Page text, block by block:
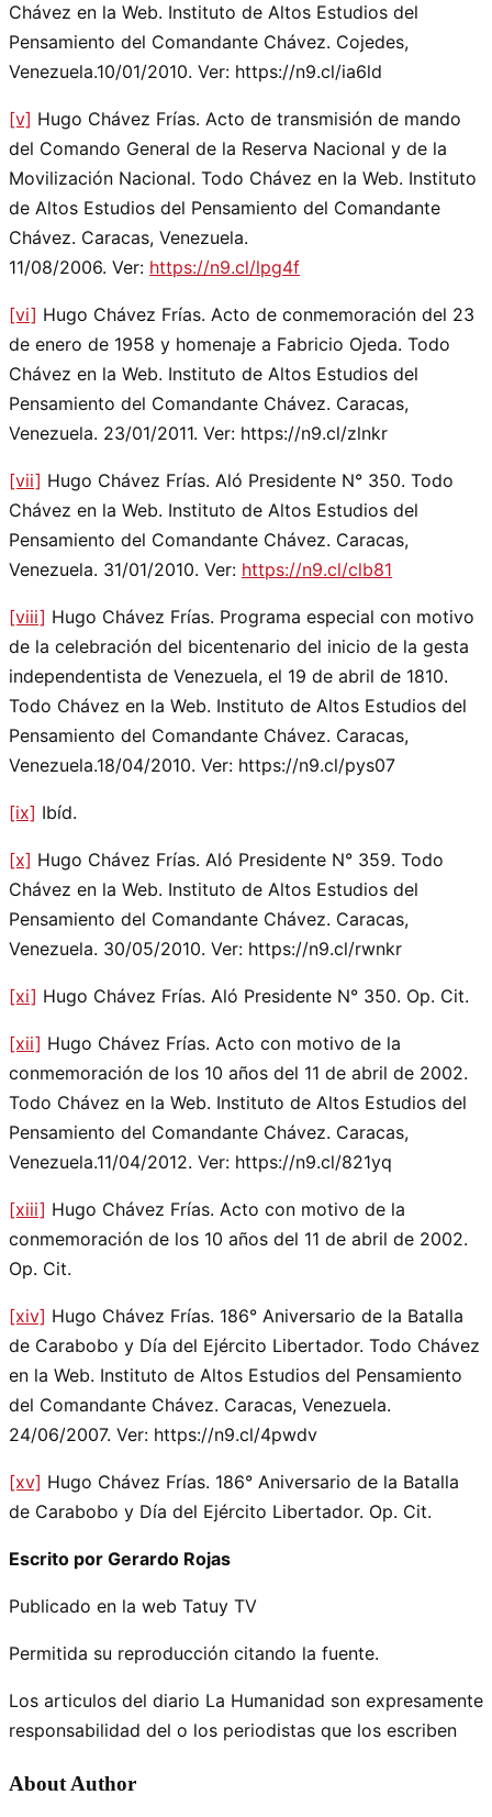
Chávez en la Web. Instituto de Altos Estudios del
Pensamiento del Comandante Chávez. Cojedes,
Venezuela.10/01/2010. Ver: https://n9.cl/ia6ld
[v] Hugo Chávez Frías. Acto de transmisión de mando
del Comando General de la Reserva Nacional y de la
Movilización Nacional. Todo Chávez en la Web. Instituto
de Altos Estudios del Pensamiento del Comandante
Chávez. Caracas, Venezuela.
11/08/2006. Ver: https://n9.cl/lpg4f
[vi] Hugo Chávez Frías. Acto de conmemoración del 23
de enero de 1958 y homenaje a Fabricio Ojeda. Todo
Chávez en la Web. Instituto de Altos Estudios del
Pensamiento del Comandante Chávez. Caracas,
Venezuela. 23/01/2011. Ver: https://n9.cl/zlnkr
[vii] Hugo Chávez Frías. Aló Presidente N° 350. Todo
Chávez en la Web. Instituto de Altos Estudios del
Pensamiento del Comandante Chávez. Caracas,
Venezuela. 31/01/2010. Ver: https://n9.cl/clb81
[viii] Hugo Chávez Frías. Programa especial con motivo
de la celebración del bicentenario del inicio de la gesta
independentista de Venezuela, el 19 de abril de 1810.
Todo Chávez en la Web. Instituto de Altos Estudios del
Pensamiento del Comandante Chávez. Caracas,
Venezuela.18/04/2010. Ver: https://n9.cl/pys07
[ix] Ibíd.
[x] Hugo Chávez Frías. Aló Presidente N° 359. Todo
Chávez en la Web. Instituto de Altos Estudios del
Pensamiento del Comandante Chávez. Caracas,
Venezuela. 30/05/2010. Ver: https://n9.cl/rwnkr
[xi] Hugo Chávez Frías. Aló Presidente N° 350. Op. Cit.
[xii] Hugo Chávez Frías. Acto con motivo de la
conmemoración de los 10 años del 11 de abril de 2002.
Todo Chávez en la Web. Instituto de Altos Estudios del
Pensamiento del Comandante Chávez. Caracas,
Venezuela.11/04/2012. Ver: https://n9.cl/821yq
[xiii] Hugo Chávez Frías. Acto con motivo de la
conmemoración de los 10 años del 11 de abril de 2002.
Op. Cit.
[xiv] Hugo Chávez Frías. 186° Aniversario de la Batalla
de Carabobo y Día del Ejército Libertador. Todo Chávez
en la Web. Instituto de Altos Estudios del Pensamiento
del Comandante Chávez. Caracas, Venezuela.
24/06/2007. Ver: https://n9.cl/4pwdv
[xv] Hugo Chávez Frías. 186° Aniversario de la Batalla
de Carabobo y Día del Ejército Libertador. Op. Cit.
Escrito por Gerardo Rojas
Publicado en la web Tatuy TV
Permitida su reproducción citando la fuente.
Los articulos del diario La Humanidad son expresamente
responsabilidad del o los periodistas que los escriben
About Author